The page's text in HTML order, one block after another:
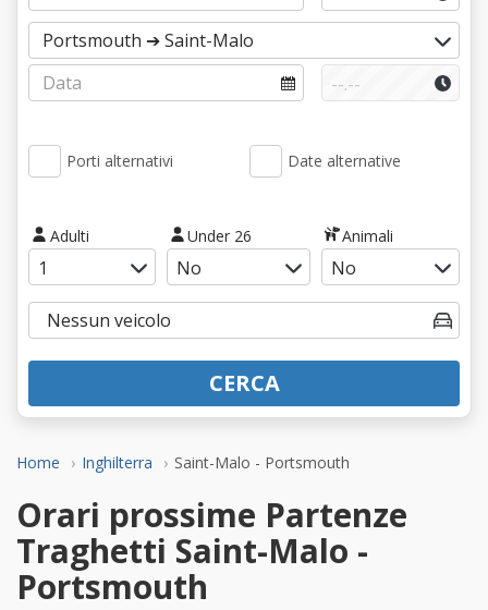
Home Inghilterra Saint-Malo - Portsmouth
Porti alternativi Date alternative
Adulti Under 26 Animali
CERCA
Orari prossime Partenze
Traghetti Saint-Malo -
Portsmouth